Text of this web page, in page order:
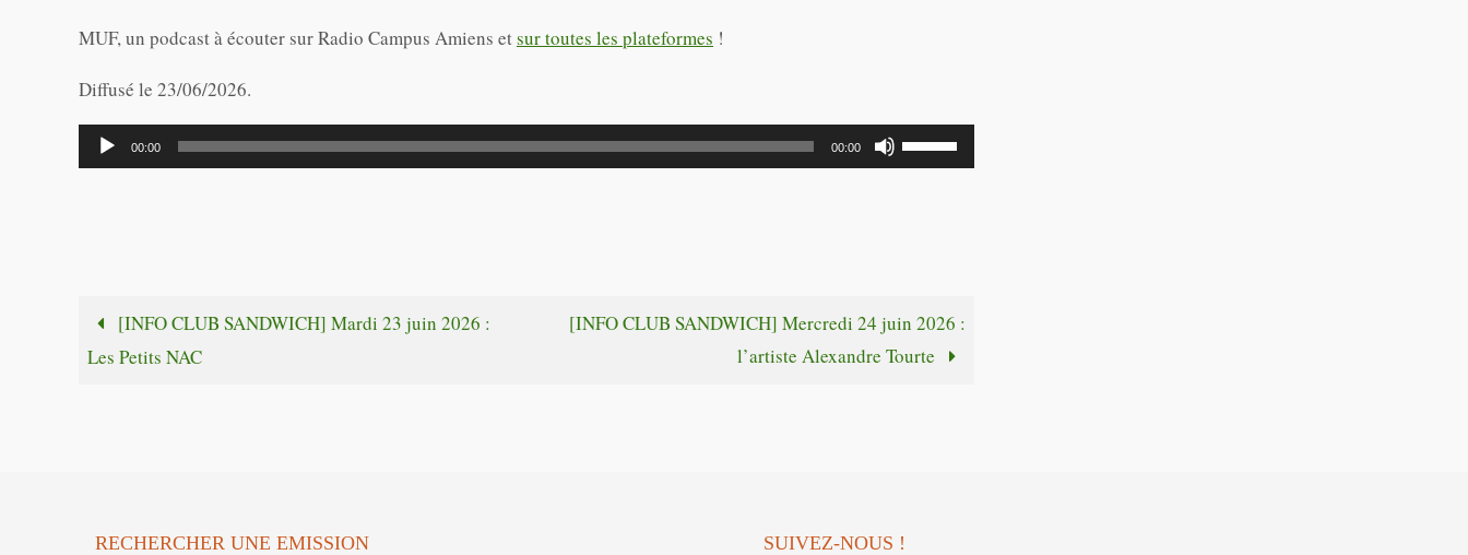
MUF, un podcast à écouter sur Radio Campus Amiens etsur toutes les plateformes !
Diffusé le 23/06/2026.
Lecteur
audio
00:00 00:00
Utilisez
les
ou
diminuer
[INFO CLUB SANDWICH] Mardi 23 juin 2026 :
Les Petits NAC
[INFO CLUB SANDWICH] Mercredi 24 juin 2026 :
l’artiste Alexandre Tourte
RECHERCHER UNE EMISSION SUIVEZ-NOUS !